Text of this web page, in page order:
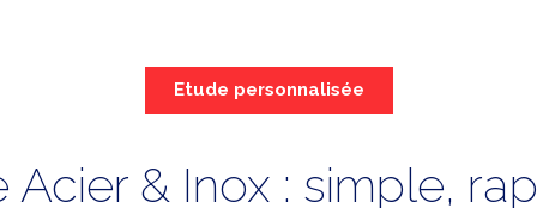
Etude personnalisée
Acier & Inox : simple,